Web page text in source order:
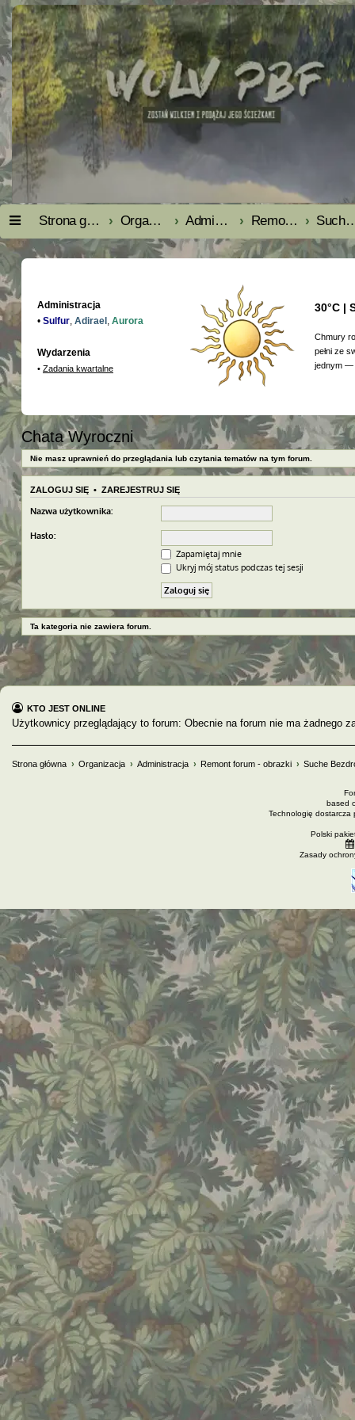
Strona główna Organizacja Administracja Remont forum - obrazki Suche
Administracja
• Sulfur, Adirael , Aurora
Wydarzenia
• Zadania kwartalne
30°C |
Chmury
pełni ze
jednym —
Chata Wyroczni
Nie masz uprawnień do przeglądania lub czytania tematów na tym forum.
ZALOGUJ SIĘ • ZAREJESTRUJ SIĘ
Nazwa użytkownika:
Hasło:
Zapamiętaj mnie
Ukryj mój status podczas tej sesji
Ta kategoria nie zawiera forum.
KTO JEST ONLINE
Użytkownicy przeglądający to forum: Obecnie na forum nie ma żadnego
Strona główna Organizacja Administracja Remont forum - obrazki Suche
based
Technologię dostarcza
Polski
Zasady